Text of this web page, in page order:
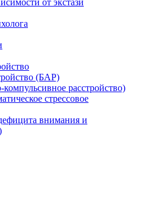
от экстази
(БАР)
расстройство)
стрессовое
внимания и